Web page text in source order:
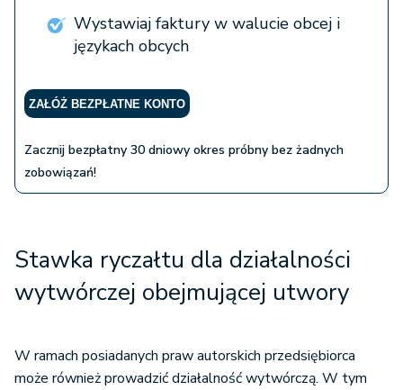
Wystawiaj faktury w walucie obcej i
językach obcych
ZAŁÓŻ BEZPŁATNE KONTO
Zacznij bezpłatny 30 dniowy okres próbny bez żadnych
zobowiązań!
Stawka ryczałtu dla działalności
wytwórczej obejmującej utwory
W ramach posiadanych praw autorskich przedsiębiorca
może również prowadzić działalność wytwórczą. W tym